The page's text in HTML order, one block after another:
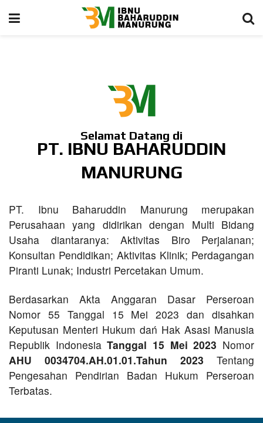
Selamat Datang di
PT. IBNU BAHARUDDIN
MANURUNG
PT. Ibnu Baharuddin Manurung merupakan
Perusahaan yang didirikan dengan Multi Bidang
Usaha diantaranya: Aktivitas Biro Perjalanan;
Konsultan Pendidikan; Aktivitas Klinik; Perdagangan
Piranti Lunak; Industri Percetakan Umum.
Berdasarkan Akta Anggaran Dasar Perseroan
Nomor 55 Tanggal 15 Mei 2023 dan disahkan
Keputusan Menteri Hukum dań Hak Asasi Manusia
Republik IndonesiaTanggal 15 Mei 2023 Nomor
AHU 0034704.AH.01.01.Tahun 2023 Tentang
Pengesahan Pendirian Badan Hukum Perseroan
Terbatas.